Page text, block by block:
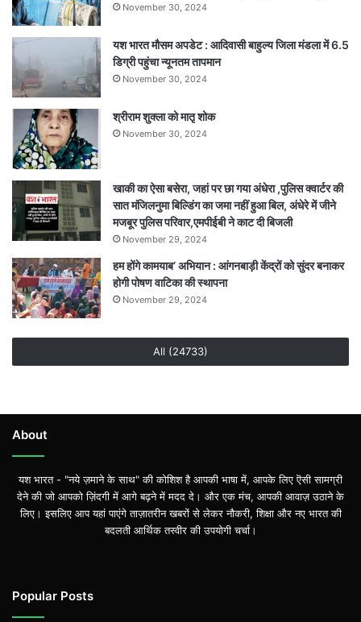
November 30, 2024
यश भारत मौसम अपडेट : आदिवासी बाहुल्य जिला मंडला में 6.5
डिग्री पहुंचा न्यूनतम तापमान
November 30, 2024
श्रीराम शुक्ला को मातृ शोक
November 30, 2024
खाकी का ऐसा बसेरा, जहां पर छा गया अंधेरा ,पुलिस क्वार्टर की
सात मंजिलनुमा बिल्डिंग का जमा नहीं हुआ बिल, अंधेरे में जीने
मजबूर पुलिस परिवार,एमपीईबी ने काट दी बिजली
November 29, 2024
हम होंगे कामयाब’ अभियान : आंगनबाड़ी केंद्रों को सुंदर बनाकर
होगी पोषण वाटिका की स्थापना
November 29, 2024
All (24733)
About
यश भारत - "नये ज़माने के साथ" की कोशिश है आपकी भाषा में, आपके लिए ऎसी सामग्री
देने की जो आपको ज़िंदगी में आगे बढ़ने में मदद दे। और एक मंच, आपकी आवाज़ उठाने के
लिए। इसलिए आप यहां पाएंगे ताज़ातरीन खबरों से लेकर नौकरी, शिक्षा और नए भारत की
बदलती आर्थिक तस्वीर की उपयोगी चर्चा।
Popular Posts